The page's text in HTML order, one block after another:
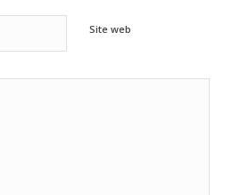
Site web